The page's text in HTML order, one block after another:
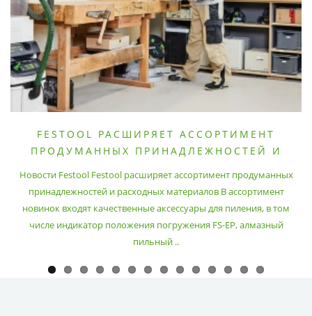
FESTOOL РАСШИРЯЕТ АССОРТИМЕНТ
ПРОДУМАННЫХ ПРИНАДЛЕЖНОСТЕЙ И
Новости Festool Festool расширяет ассортимент продуманных
принадлежностей и расходных материалов В ассортимент
новинок входят качественные аксессуары для пиления, в том
числе индикатор положения погружения FS-EP, алмазный
пильный ..